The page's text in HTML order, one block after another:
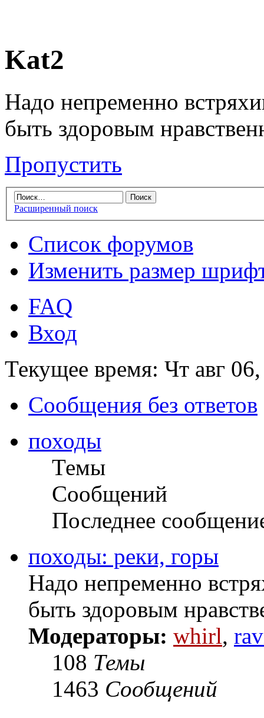
Kat2
Надо непременно
быть здоровым
Пропустить
Расширенный поиск
Список форумов
Изменить размер
FAQ
Вход
Текущее время: Чт авг
Сообщения без ответов
походы
Темы
Сообщений
Последнее
походы: реки, горы
Надо непременно
быть здоровым
Модераторы: whirl,
108 Темы
1463 Сообщений